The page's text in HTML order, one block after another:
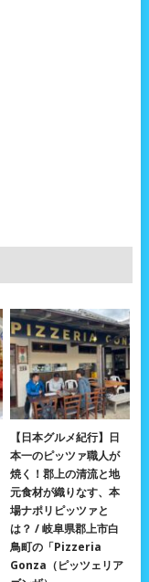
【日本グルメ紀行】日
本一のピッツァ職人が
焼く！郡上の清流と地
元食材が織りなす、本
場ナポリピッツァと
は？ / 岐阜県郡上市白
鳥町の「Pizzeria
Gonza（ピッツェリア